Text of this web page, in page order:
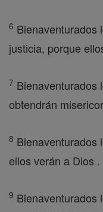
6 Bienaventurados
justicia, porque
7 Bienaventurados
obtendrán
8 Bienaventurados
ellos verán a Dios .
9 Bienaventurados